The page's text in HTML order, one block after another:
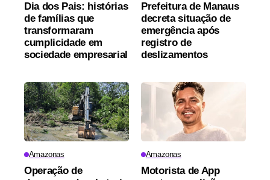
Dia dos Pais: histórias
de famílias que
transformaram
cumplicidade em
sociedade empresarial
Prefeitura de Manaus
decreta situação de
emergência após
registro de
deslizamentos
Amazonas
Operação de
Amazonas
Motorista de App